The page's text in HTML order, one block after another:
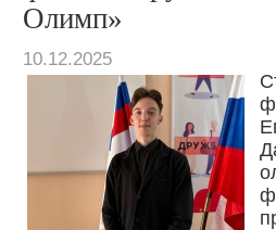
Олимп»
10.12.2025